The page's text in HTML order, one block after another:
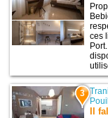
ces
3 Trani
Il